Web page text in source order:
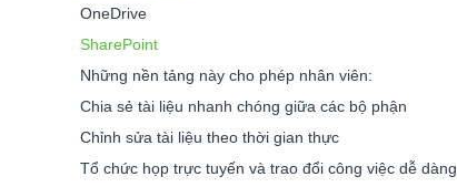
OneDrive
SharePoint
Những nền tảng này cho phép nhân viên:
Chia sẻ tài liệu nhanh chóng giữa các bộ phận
Chỉnh sửa tài liệu theo thời gian thực
Tổ chức họp trực tuyến và trao đổi công việc dễ dàng